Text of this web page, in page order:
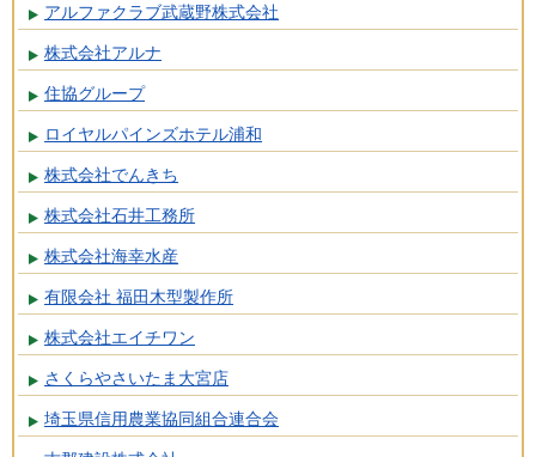
アルファクラブ武蔵野株式会社
株式会社アルナ
住協グループ
ロイヤルパインズホテル浦和
株式会社でんきち
株式会社石井工務所
株式会社海幸水産
有限会社 福田木型製作所
株式会社エイチワン
さくらやさいたま大宮店
埼玉県信用農業協同組合連合会